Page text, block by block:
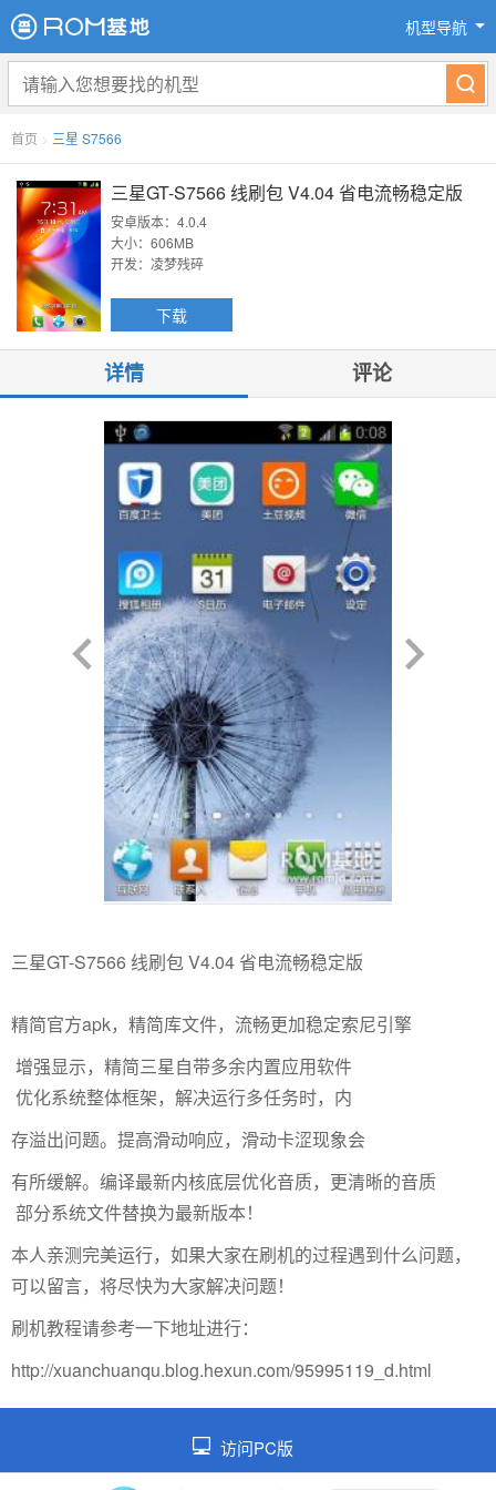
机型导航
首页 > 三星 S7566
三星GT-S7566 线刷包 V4.04 省电流畅稳定版
安卓版本：4.0.4
大小：606MB
开发：凌梦残碎
下载
详情 评论
三星GT-S7566 线刷包 V4.04 省电流畅稳定版
精简官方apk，精简库文件，流畅更加稳定索尼引擎
增强显示，精简三星自带多余内置应用软件
优化系统整体框架，解决运行多任务时，内
存溢出问题。提高滑动响应，滑动卡涩现象会
有所缓解。编译最新内核底层优化音质，更清晰的音质
部分系统文件替换为最新版本！
本人亲测完美运行，如果大家在刷机的过程遇到什么问题，
可以留言，将尽快为大家解决问题！
刷机教程请参考一下地址进行：
http://xuanchuanqu.blog.hexun.com/95995119_d.html
访问PC版